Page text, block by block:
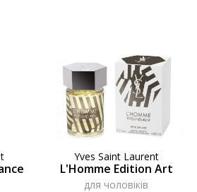
Yves Saint Laurent
L'Homme Edition Art
для чоловіків